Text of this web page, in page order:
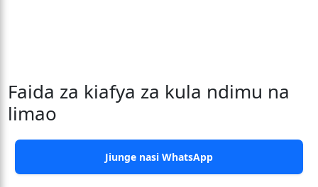
Faida za kiafya za kula ndimu na
limao
Jiunge nasi WhatsApp